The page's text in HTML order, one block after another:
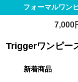
フォーマルワン
7,000
Triggerワンピー
新着商品